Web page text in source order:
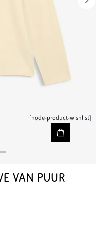
[node-product-wishlist]
VAN PUUR